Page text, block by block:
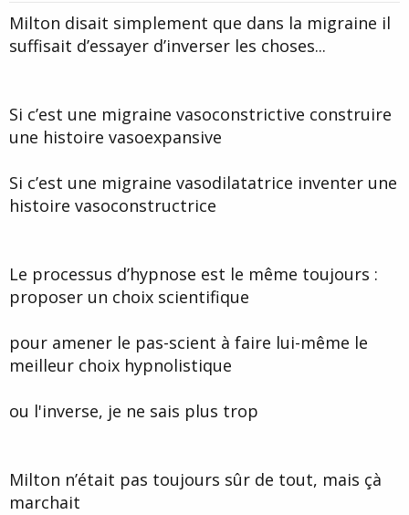
e
Milton disait simplement que dans la migraine il
suffisait d’essayer d’inverser les choses...
Si c’est une migraine vasoconstrictive construire
une histoire vasoexpansive
Si c’est une migraine vasodilatatrice inventer une
histoire vasoconstructrice
Le processus d’hypnose est le même toujours :
proposer un choix scientifique
pour amener le pas-scient à faire lui-même le
meilleur choix hypnolistique
ou l'inverse, je ne sais plus trop
Milton n’était pas toujours sûr de tout, mais çà
marchait